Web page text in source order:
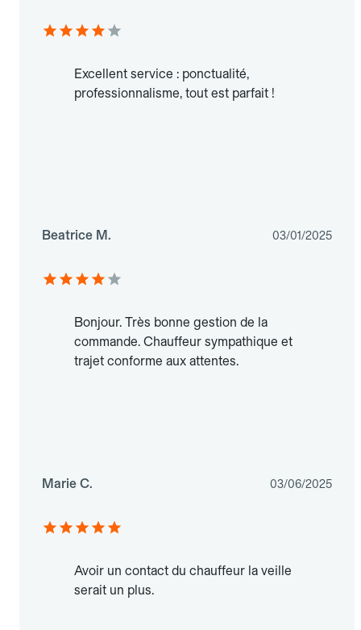
Excellent service : ponctualité,
professionnalisme, tout est parfait !
Beatrice M. 03/01/2025
Bonjour. Très bonne gestion de la
commande. Chauffeur sympathique et
trajet conforme aux attentes.
Marie C. 03/06/2025
Avoir un contact du chauffeur la veille
serait un plus.